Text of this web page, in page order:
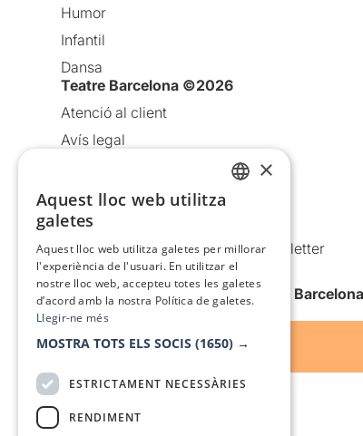
Humor
Infantil
Dansa
Teatre Barcelona ©2026
Atenció al client
Avís legal
Política de cookies
Condicions d’ús
Comunicacions comercials i Newsletter
Anuncia’t
Vull rebre la newsletter de Teatre
×
Aquest lloc web utilitza
galetes
Aquest lloc web utilitza galetes per millorar
l'experiència de l'usuari. En utilitzar el
nostre lloc web, accepteu totes les galetes
d’acord amb la nostra Política de galetes.
Llegir-ne més
MOSTRA TOTS ELS SOCIS (1650) →
ESTRICTAMENT NECESSÀRIES
RENDIMENT